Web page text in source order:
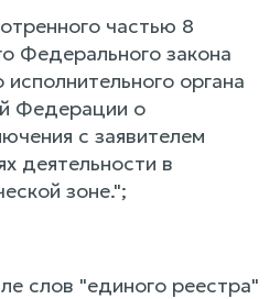
частью 8
Федерального закона
органа
Федерации о
с заявителем
деятельности в
зоне.";
слов "единого реестра"